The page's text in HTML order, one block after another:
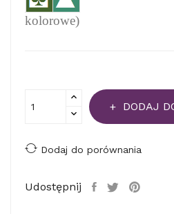
kolorowe)
DODAJ
Dodaj do porównania
Udostępnij